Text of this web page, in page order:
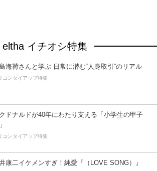
eltha イチオシ特集
海荷さんと学ぶ 日常に潜む“人身取引”のリアル
コンタイアップ特集
ドナルドが40年にわたり支える「小学生の甲子
コンタイアップ特集
康二イケメンすぎ！純愛『（LOVE SONG）』